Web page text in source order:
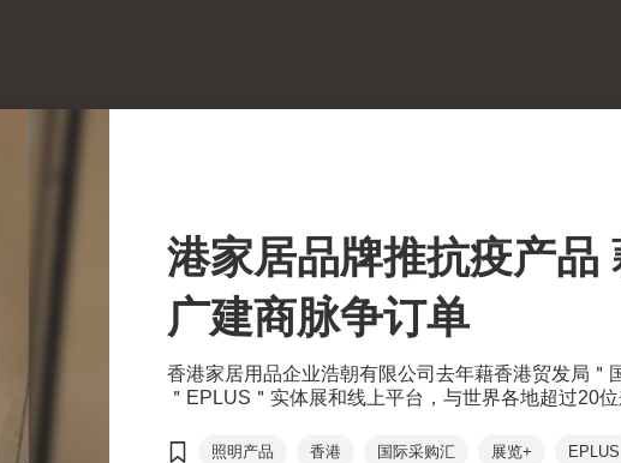
港家居品牌推抗疫产品
广建商脉争订单
香港家居用品企业浩朝有限公司去年藉香港贸发局＂
＂EPLUS＂实体展和线上平台，与世界各地超过20
的买家会下单购买，同时亦有望与不同业界合作推出
照明产品 香港 国际采购汇 展览+
EPLUS